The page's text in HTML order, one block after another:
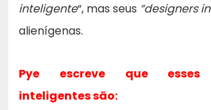
inteligente“, mas seus “designers
alienígenas.
Pye escreve que esses
inteligentes são: